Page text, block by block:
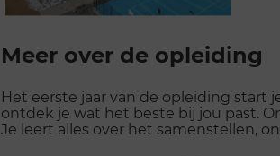
galerij
Meer over de opleiding
Het eerste jaar van de opleiding
ontdek je wat het beste bij jou past.
Je leert alles over het samenstellen,